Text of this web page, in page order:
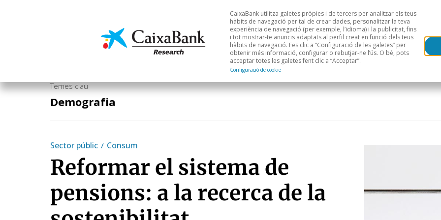
Economia i mercats Anàlisi sectorial Àrees geogràfiques
CaixaBank utilitza galetes pròpies i de tercers per analitzar els teus
hàbits de navegació per tal de crear dades, personalitzar la teva
experiència de navegació (per exemple, l’idioma) i la publicitat, fins
i tot mostrar-te anuncis adaptats al perfil creat en funció dels teus
hàbits de navegació. Fes clic a “Configuració de les galetes” per
obtenir més informació, configurar o rebutjar-ne l’ús. O bé, pots
acceptar totes les galetes fent clic a “Acceptar”.
Configuració de cookie
Temes clau
Demografia
Sector públic Consum
Reformar el sistema de
pensions: a la recerca de la